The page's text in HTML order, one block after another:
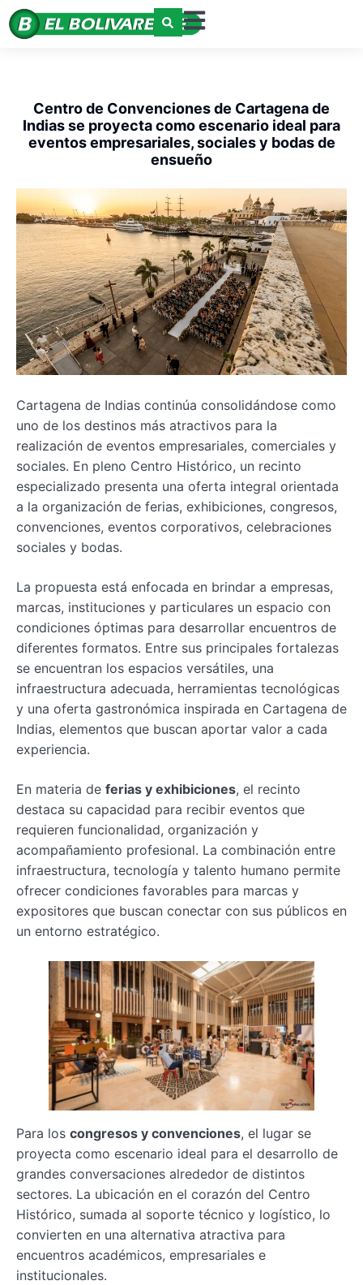
Centro de Convenciones de Cartagena de
Indias se proyecta como escenario ideal para
eventos empresariales, sociales y bodas de
ensueño
Cartagena de Indias continúa consolidándose como
uno de los destinos más atractivos para la
realización de eventos empresariales, comerciales y
sociales. En pleno Centro Histórico, un recinto
especializado presenta una oferta integral orientada
a la organización de ferias, exhibiciones, congresos,
convenciones, eventos corporativos, celebraciones
sociales y bodas.
La propuesta está enfocada en brindar a empresas,
marcas, instituciones y particulares un espacio con
condiciones óptimas para desarrollar encuentros de
diferentes formatos. Entre sus principales fortalezas
se encuentran los espacios versátiles, una
infraestructura adecuada, herramientas tecnológicas
y una oferta gastronómica inspirada en Cartagena de
Indias, elementos que buscan aportar valor a cada
experiencia.
En materia de ferias y exhibiciones, el recinto
destaca su capacidad para recibir eventos que
requieren funcionalidad, organización y
acompañamiento profesional. La combinación entre
infraestructura, tecnología y talento humano permite
ofrecer condiciones favorables para marcas y
expositores que buscan conectar con sus públicos en
un entorno estratégico.
Para los congresos y convenciones, el lugar se
proyecta como escenario ideal para el desarrollo de
grandes conversaciones alrededor de distintos
sectores. La ubicación en el corazón del Centro
Histórico, sumada al soporte técnico y logístico, lo
convierten en una alternativa atractiva para
encuentros académicos, empresariales e
institucionales.